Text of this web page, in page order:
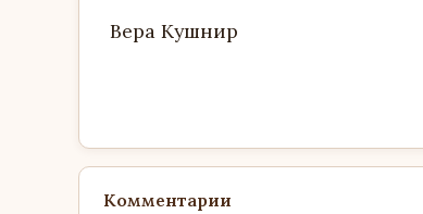
Вера Кушнир
Комментарии